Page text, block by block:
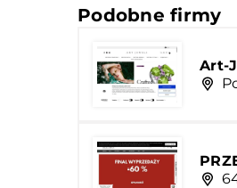
Podobne firmy
Art-